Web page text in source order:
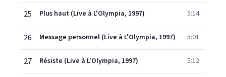
25 Plus haut (Live à L'Olympia, 1997) 5:14
26 Message personnel (Live à L'Olympia, 1997) 5:01
27 Résiste (Live à L'Olympia, 1997) 5:12